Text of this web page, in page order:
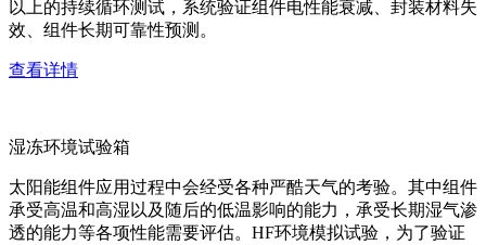
以上的持续循环测试，系统验证组件电性能衰减、封装材料失
效、组件长期可靠性预测。
查看详情
湿冻环境试验箱
太阳能组件应用过程中会经受各种严酷天气的考验。其中组件
承受高温和高湿以及随后的低温影响的能力，承受长期湿气渗
透的能力等各项性能需要评估。HF环境模拟试验，为了验证